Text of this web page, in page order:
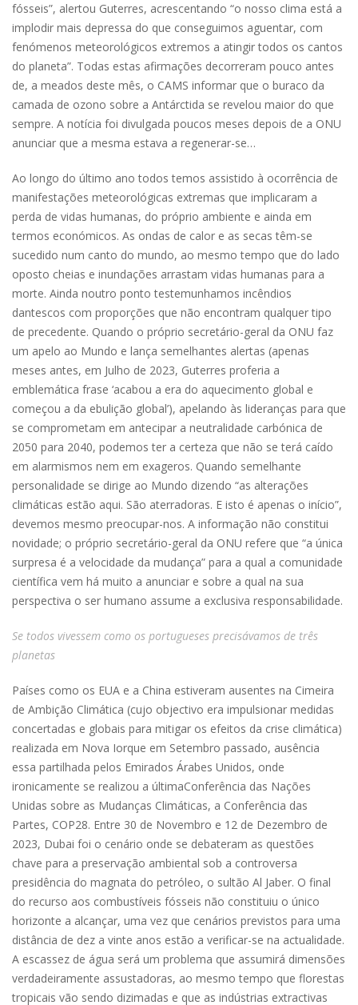
fósseis”, alertou Guterres, acrescentando “o nosso clima está a
implodir mais depressa do que conseguimos aguentar, com
fenómenos meteorológicos extremos a atingir todos os cantos
do planeta”. Todas estas afirmações decorreram pouco antes
de, a meados deste mês, o CAMS informar que o buraco da
camada de ozono sobre a Antárctida se revelou maior do que
sempre. A notícia foi divulgada poucos meses depois de a ONU
anunciar que a mesma estava a regenerar-se…
Ao longo do último ano todos temos assistido à ocorrência de
manifestações meteorológicas extremas que implicaram a
perda de vidas humanas, do próprio ambiente e ainda em
termos económicos. As ondas de calor e as secas têm-se
sucedido num canto do mundo, ao mesmo tempo que do lado
oposto cheias e inundações arrastam vidas humanas para a
morte. Ainda noutro ponto testemunhamos incêndios
dantescos com proporções que não encontram qualquer tipo
de precedente. Quando o próprio secretário-geral da ONU faz
um apelo ao Mundo e lança semelhantes alertas (apenas
meses antes, em Julho de 2023, Guterres proferia a
emblemática frase ‘acabou a era do aquecimento global e
começou a da ebulição global’), apelando às lideranças para que
se comprometam em antecipar a neutralidade carbónica de
2050 para 2040, podemos ter a certeza que não se terá caído
em alarmismos nem em exageros. Quando semelhante
personalidade se dirige ao Mundo dizendo “as alterações
climáticas estão aqui. São aterradoras. E isto é apenas o início”,
devemos mesmo preocupar-nos. A informação não constitui
novidade; o próprio secretário-geral da ONU refere que “a única
surpresa é a velocidade da mudança” para a qual a comunidade
científica vem há muito a anunciar e sobre a qual na sua
perspectiva o ser humano assume a exclusiva responsabilidade.
Se todos vivessem como os portugueses precisávamos de três
planetas
Países como os EUA e a China estiveram ausentes na Cimeira
de Ambição Climática (cujo objectivo era impulsionar medidas
concertadas e globais para mitigar os efeitos da crise climática)
realizada em Nova Iorque em Setembro passado, ausência
essa partilhada pelos Emirados Árabes Unidos, onde
ironicamente se realizou a últimaConferência das Nações
Unidas sobre as Mudanças Climáticas, a Conferência das
Partes, COP28. Entre 30 de Novembro e 12 de Dezembro de
2023, Dubai foi o cenário onde se debateram as questões
chave para a preservação ambiental sob a controversa
presidência do magnata do petróleo, o sultão Al Jaber. O final
do recurso aos combustíveis fósseis não constituiu o único
horizonte a alcançar, uma vez que cenários previstos para uma
distância de dez a vinte anos estão a verificar-se na actualidade.
A escassez de água será um problema que assumirá dimensões
verdadeiramente assustadoras, ao mesmo tempo que florestas
tropicais vão sendo dizimadas e que as indústrias extractivas